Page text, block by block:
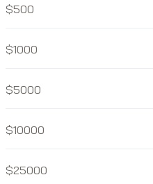
500
1000
5000
10000
25000